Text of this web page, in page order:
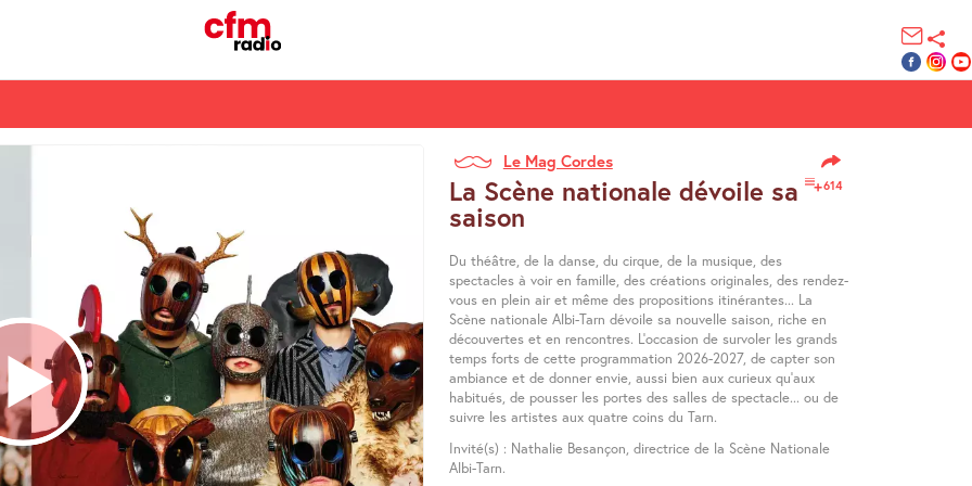
Le Mag Cordes
614
La Scène nationale dévoile sa
saison
Du théâtre, de la danse, du cirque, de la musique, des
spectacles à voir en famille, des créations originales, des rendez-
vous en plein air et même des propositions itinérantes... La
Scène nationale Albi-Tarn dévoile sa nouvelle saison, riche en
découvertes et en rencontres. L’occasion de survoler les grands
temps forts de cette programmation 2026-2027, de capter son
ambiance et de donner envie, aussi bien aux curieux qu’aux
habitués, de pousser les portes des salles de spectacle... ou de
suivre les artistes aux quatre coins du Tarn.
Invité(s) : Nathalie Besançon, directrice de la Scène Nationale
Albi-Tarn.